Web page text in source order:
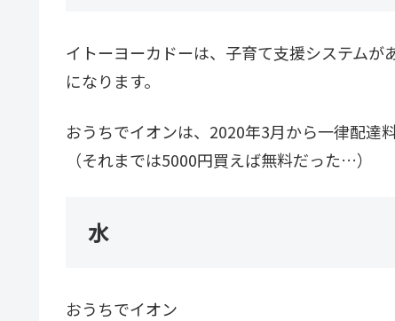
イトーヨーカドーは、子育て支援システム
になります。
おうちでイオンは、2020年3月から一律配達
（それまでは5000円買えば無料だった…）
水
おうちでイオン